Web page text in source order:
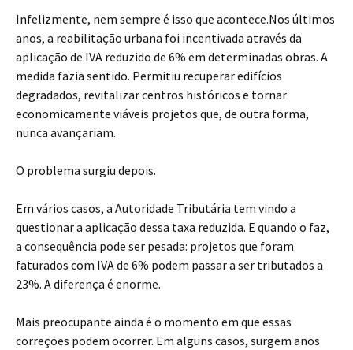
Infelizmente, nem sempre é isso que acontece.Nos últimos
anos, a reabilitação urbana foi incentivada através da
aplicação de IVA reduzido de 6% em determinadas obras. A
medida fazia sentido. Permitiu recuperar edifícios
degradados, revitalizar centros históricos e tornar
economicamente viáveis projetos que, de outra forma,
nunca avançariam.
O problema surgiu depois.
Em vários casos, a Autoridade Tributária tem vindo a
questionar a aplicação dessa taxa reduzida. E quando o faz,
a consequência pode ser pesada: projetos que foram
faturados com IVA de 6% podem passar a ser tributados a
23%. A diferença é enorme.
Mais preocupante ainda é o momento em que essas
correções podem ocorrer. Em alguns casos, surgem anos